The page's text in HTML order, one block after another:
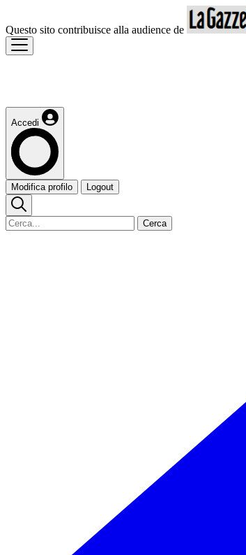
Questo sito contribuisce alla audience de
Accedi
Modifica profilo Logout
Cerca